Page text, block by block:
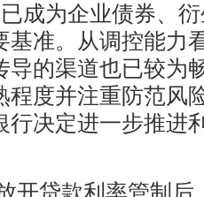
成为企业债券、
基准。从调控能力
导的渠道也已较为
程度并注重防范风
行决定进一步推进
开贷款利率管制后